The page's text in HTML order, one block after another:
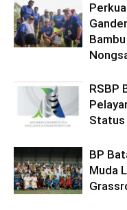
RSBP
Status
BP
Muda